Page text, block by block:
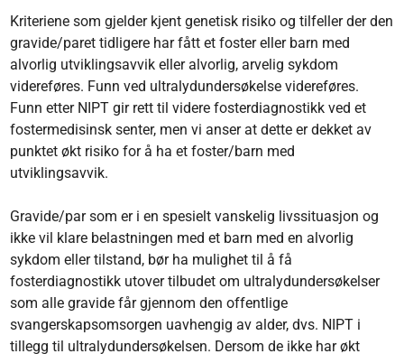
Kriteriene som gjelder kjent genetisk risiko og tilfeller der den
gravide/paret tidligere har fått et foster eller barn med
alvorlig utviklingsavvik eller alvorlig, arvelig sykdom
videreføres. Funn ved ultralydundersøkelse videreføres.
Funn etter NIPT gir rett til videre fosterdiagnostikk ved et
fostermedisinsk senter, men vi anser at dette er dekket av
punktet økt risiko for å ha et foster/barn med
utviklingsavvik.
Gravide/par som er i en spesielt vanskelig livssituasjon og
ikke vil klare belastningen med et barn med en alvorlig
sykdom eller tilstand, bør ha mulighet til å få
fosterdiagnostikk utover tilbudet om ultralydundersøkelser
som alle gravide får gjennom den offentlige
svangerskapsomsorgen uavhengig av alder, dvs. NIPT i
tillegg til ultralydundersøkelsen. Dersom de ikke har økt